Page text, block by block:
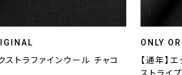
ストラファインウール チャコ
ONLY
【通年】
ストライプ